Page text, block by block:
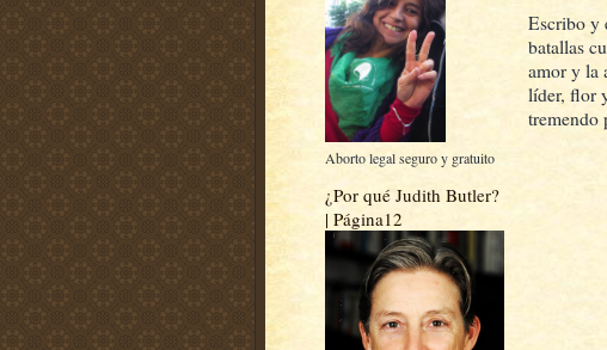
Aborto legal seguro y gratuito
¿Por qué Judith Butler?
| Página12
Escribo y
batallas
amor y la
líder, flor
tremendo